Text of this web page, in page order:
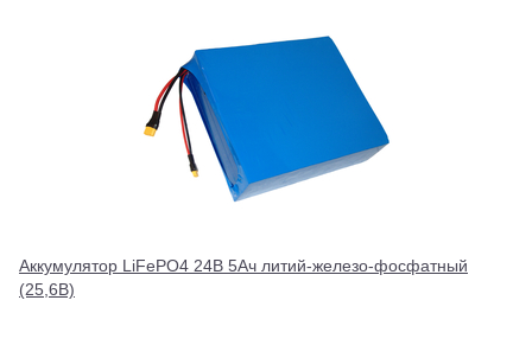
Аккумулятор LiFePO4 24В 5Ач литий-железо-фосфатный
(25,6В)